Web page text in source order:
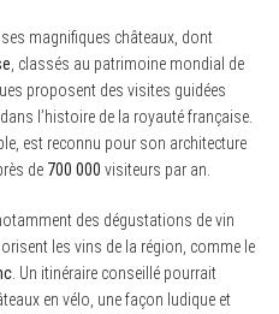
magnifiques châteaux, dont
, classés au patrimoine mondial de
proposent des visites guidées
l’histoire de la royauté française.
est reconnu pour son architecture
de 700 000 visiteurs par an.
des dégustations de vin
les vins de la région, comme le
. Un itinéraire conseillé pourrait
en vélo, une façon ludique et